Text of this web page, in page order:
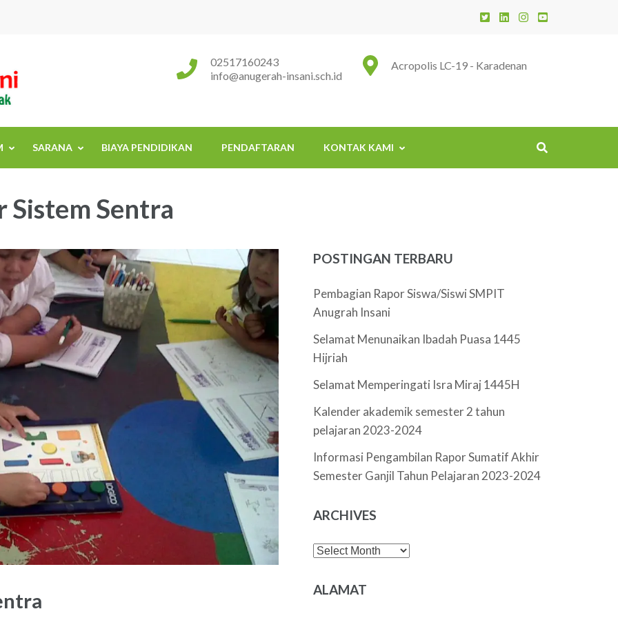
Sekolah Islam Terpadu Anugerah Insani Acropolis LC-19 - Karadenan
02517160243
info@anugerah-insani.sch.id
SARANA BIAYA PENDIDIKAN PENDAFTARAN KONTAK KAMI
Sistem Sentra
POSTINGAN TERBARU
Pembagian Rapor Siswa/Siswi SMPIT
Anugrah Insani
Selamat Menunaikan Ibadah Puasa 1445
Hijriah
Selamat Memperingati Isra Miraj 1445H
Kalender akademik semester 2 tahun
pelajaran 2023-2024
Informasi Pengambilan Rapor Sumatif Akhir
Semester Ganjil Tahun Pelajaran 2023-2024
ARCHIVES
Archives
ALAMAT